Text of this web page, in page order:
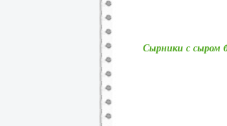
Сырники с сыром